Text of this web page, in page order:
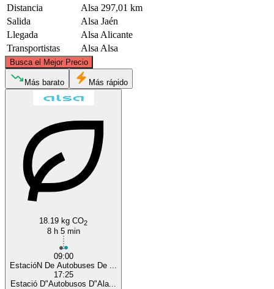
Distancia
Alsa 297,01 km
Salida
Alsa Jaén
Llegada
Alsa Alicante
Transportistas
Alsa Alsa
Busca el Mejor Precio
Jaén
Más barato Más rápido
18.19 kg CO2
8 h 5 min
09:00
EstacióN De Autobuses De ...
17:25
Estació D"Autobusos D"Ala...